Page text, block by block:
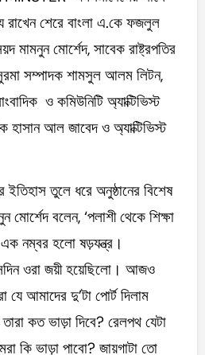
শেরে বাংলা এ.কে ফজলুল
মামনুন মোর্শেদ, সাবেক রাষ্ট্রপতির
সম্পাদক শামসুল আলম লিটন,
ও কমিউনিটি অ্যাক্টিভিস্ট
হাসান আল জাবেদ ও অ্যাক্টিভিস্ট
ইতিহাস তুলে ধরে অনুষ্ঠানের বিশেষ
মোর্শেদ বলেন, ‘পলাশী থেকে শিক্ষা
নম্বর হলো ষড়যন্ত্র।
ওরা জয়ী হয়েছিলো। আজও
যে আমাদের দু’টা পোর্ট দিলাম
কত ভাড়া দিবে? রেলপথ যেটা
কি ভাড়া পাবো? জায়গাটা তো